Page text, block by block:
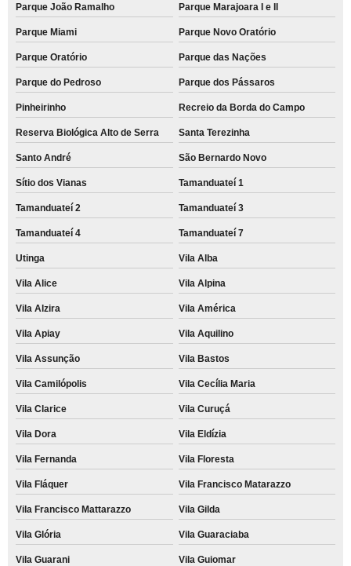
Parque João Ramalho Parque Marajoara I e II
Parque Miami Parque Novo Oratório
Parque Oratório Parque das Nações
Parque do Pedroso Parque dos Pássaros
Pinheirinho Recreio da Borda do Campo
Reserva Biológica Alto de Serra Santa Terezinha
Santo André São Bernardo Novo
Sítio dos Vianas Tamanduateí 1
Tamanduateí 2 Tamanduateí 3
Tamanduateí 4 Tamanduateí 7
Utinga Vila Alba
Vila Alice Vila Alpina
Vila Alzira Vila América
Vila Apiay Vila Aquilino
Vila Assunção Vila Bastos
Vila Camilópolis Vila Cecília Maria
Vila Clarice Vila Curuçá
Vila Dora Vila Eldízia
Vila Fernanda Vila Floresta
Vila Fláquer Vila Francisco Matarazzo
Vila Francisco Mattarazzo Vila Gilda
Vila Glória Vila Guaraciaba
Vila Guarani Vila Guiomar